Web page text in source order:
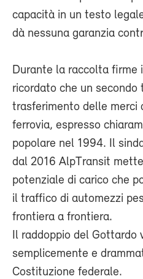
capacità in un testo
dà nessuna garanzia
Durante la raccolta firme
ricordato che un
trasferimento delle merci
ferrovia, espresso
popolare nel 1994. Il
dal 2016 AlpTransit
potenziale di carico che
il traffico di automezzi
frontiera a frontiera.
Il raddoppio del Gottardo
semplicemente e
Costituzione federale.